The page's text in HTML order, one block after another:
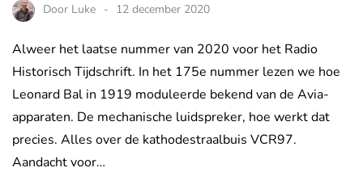
Door Luke 12 december 2020
Alweer het laatse nummer van 2020 voor het Radio
Historisch Tijdschrift. In het 175e nummer lezen we hoe
Leonard Bal in 1919 moduleerde bekend van de Avia-
apparaten. De mechanische luidspreker, hoe werkt dat
precies. Alles over de kathodestraalbuis VCR97.
Aandacht voor…